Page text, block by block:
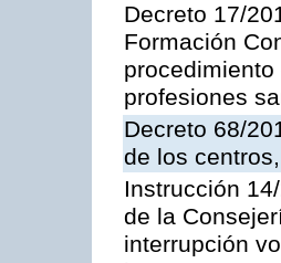
Decreto 17/
Formación
profesiones
Decreto 68/
de los
Instrucción
de la
interrupción